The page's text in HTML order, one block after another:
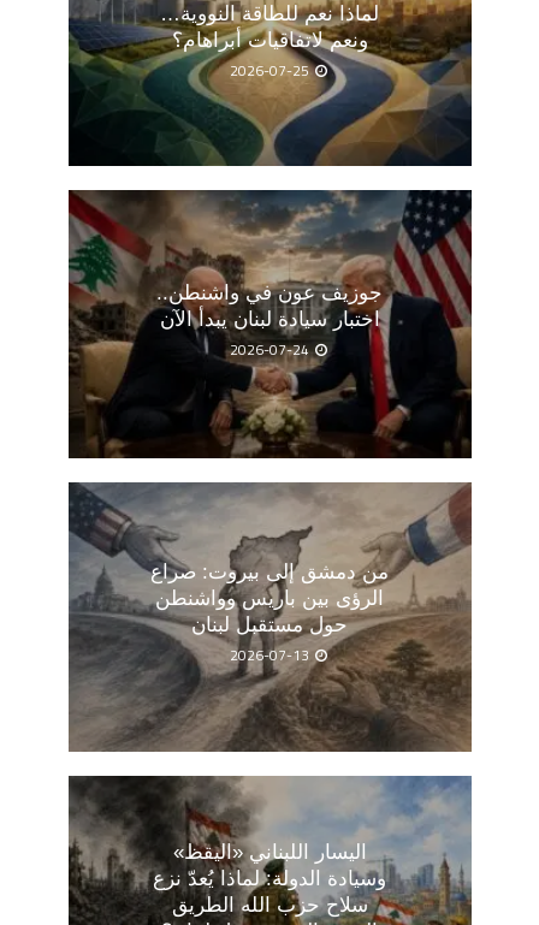
لماذا نعم للطاقة النووية…
ونعم لاتفاقيات أبراهام؟
2026-07-25
جوزيف عون في واشنطن..
اختبار سيادة لبنان يبدأ الآن
2026-07-24
من دمشق إلى بيروت: صراع
الرؤى بين باريس وواشنطن
حول مستقبل لبنان
2026-07-13
اليسار اللبناني «اليقظ»
وسيادة الدولة: لماذا يُعدّ نزع
سلاح حزب الله الطريق